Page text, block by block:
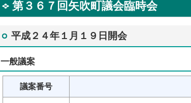
第３６７回矢吹町議会臨時会
平成２４年１月１９日開会
一般議案
議案番号